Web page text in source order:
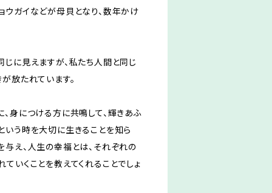
ウガイなどが母貝となり、数年かけ
に見えますが、私たち人間と同じ
放たれています。
身につける方に共鳴して、輝きあふ
いう時を大切に生きることを知ら
え、人生の幸福とは、それぞれの
いくことを教えてくれることでしょ